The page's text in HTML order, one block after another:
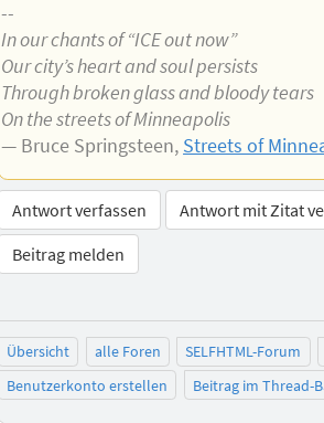
--
In our chants of “ICE out now”
Our city’s heart and soul persists
Through broken glass and bloody tears
On the streets of Minneapolis
— Bruce Springsteen, Streets of
Antwort verfassen
Antwort mit Zitat
Beitrag melden
Übersicht alle Foren
SELFHTML-Forum
Benutzerkonto erstellen
Beitrag im Thread-